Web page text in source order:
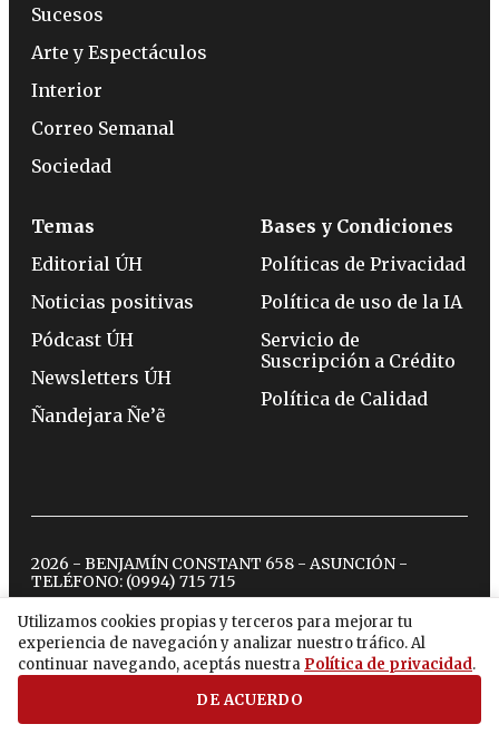
Utilizamos cookies propias y terceros para mejorar tu
experiencia de navegación y analizar nuestro tráfico. Al
continuar navegando, aceptás nuestra Política de privacidad.
DE ACUERDO
Sucesos
Arte y Espectáculos
Interior
Correo Semanal
Sociedad
Temas
Editorial ÚH
Noticias positivas
Pódcast ÚH
Newsletters ÚH
Ñandejara Ñe’ẽ
Bases y Condiciones
Políticas de Privacidad
Política de uso de la IA
Servicio de
Suscripción a Crédito
Política de Calidad
2026 - BENJAMÍN CONSTANT 658 - ASUNCIÓN -
TELÉFONO: (0994) 715 715
twitterinstagram
facebook
tiktokyoutubespotify